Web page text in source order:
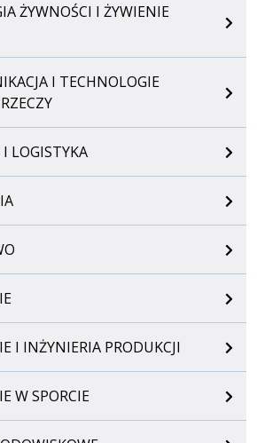
ŻYWNOŚCI I ŻYWIENIE
I TECHNOLOGIE
LOGISTYKA
I INŻYNIERIA PRODUKCJI
W SPORCIE